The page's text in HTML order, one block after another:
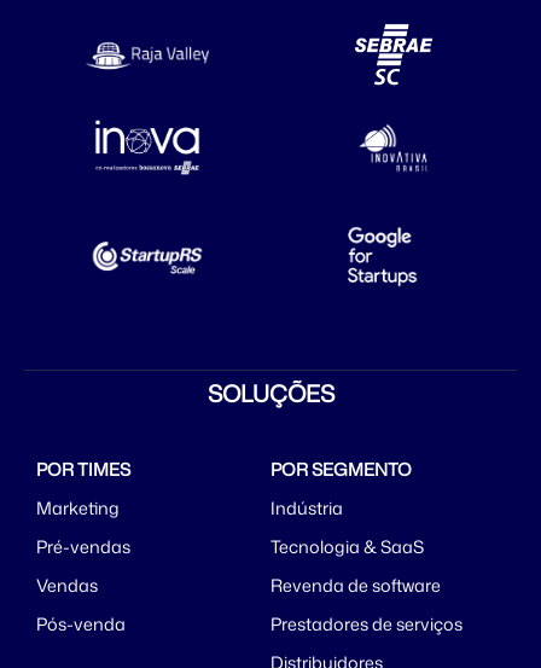
SOLUÇÕES
POR TIMES
Marketing
Pré-vendas
Vendas
Pós-venda
POR SEGMENTO
Indústria
Tecnologia & SaaS
Revenda de software
Prestadores de serviços
Distribuidores